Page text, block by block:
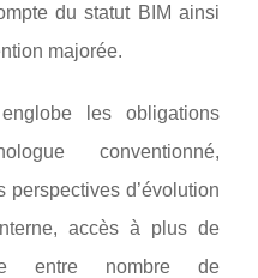
du statut BIM ainsi
majorée.
englobe les obligations
conventionné,
perspectives d’évolution
accès à plus de
entre nombre de